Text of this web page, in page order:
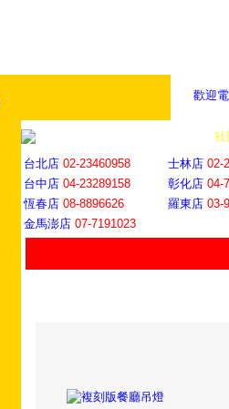
歡迎
社
台北店 02-23460958 士林店 02-
台中店 04-23289158 彰化店 04-
恆春店 08-8896626 羅東店 03-
金馬澎店 07-7191023